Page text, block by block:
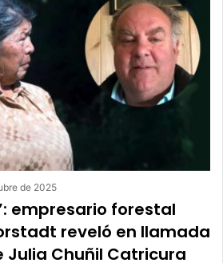
de 2025
empresario forestal
reveló en llamada
Julia Chuñil Catricura